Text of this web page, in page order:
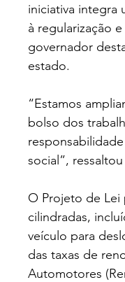
iniciativa integra
à regularização
governador
estado.
“Estamos
bolso dos
social”,
O Projeto de Lei
cilindradas,
veículo para
das taxas de
Automotores